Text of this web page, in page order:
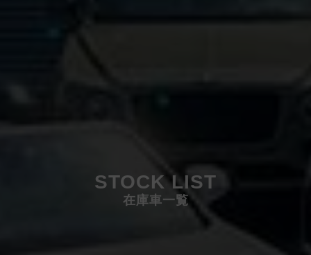
STOCK LIST
在庫車一覧